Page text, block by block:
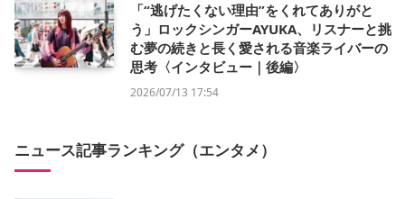
「“逃げたくない理由”をくれてありがと
う」ロックシンガーAYUKA、リスナーと挑
む夢の続きと長く愛される音楽ライバーの
思考〈インタビュー｜後編〉
2026/07/13 17:54
ニュース記事ランキング（エンタメ）